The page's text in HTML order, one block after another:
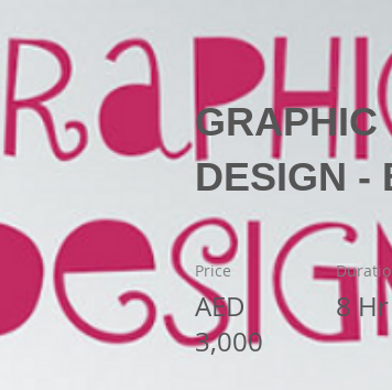
GRAPHIC
DESIGN -
Price
AED
3,000
8 Hr